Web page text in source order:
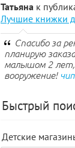
Татьяна к
Лучшие книжки
Спасибо за
планирую
малышом 2 лет,
вооружение!
Быстрый
Детские